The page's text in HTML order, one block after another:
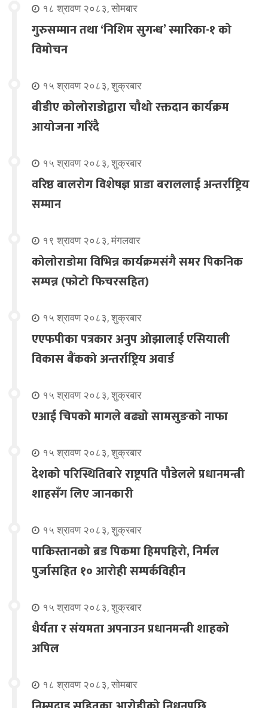
१८ श्रावण २०८३, सोमबार
गुरुसम्मान तथा ‘निशिम सुगन्ध’ स्मारिका-१ को
विमोचन
१५ श्रावण २०८३, शुक्रबार
बीडीए कोलोराडोद्वारा चौथो रक्तदान कार्यक्रम
आयोजना गरिंदै
१५ श्रावण २०८३, शुक्रबार
वरिष्ठ बालरोग विशेषज्ञ प्राडा बराललाई अन्तर्राष्ट्रिय
सम्मान
१९ श्रावण २०८३, मंगलवार
कोलोराडोमा विभिन्न कार्यक्रमसंगै समर पिकनिक
सम्पन्न (फोटो फिचरसहित)
१५ श्रावण २०८३, शुक्रबार
एएफपीका पत्रकार अनुप ओझालाई एसियाली
विकास बैंकको अन्तर्राष्ट्रिय अवार्ड
१५ श्रावण २०८३, शुक्रबार
एआई चिपको मागले बढ्यो सामसुङको नाफा
१५ श्रावण २०८३, शुक्रबार
देशको परिस्थितिबारे राष्ट्रपति पौडेलले प्रधानमन्त्री
शाहसँग लिए जानकारी
१५ श्रावण २०८३, शुक्रबार
पाकिस्तानको ब्रड पिकमा हिमपहिरो, निर्मल
पुर्जासहित १० आरोही सम्पर्कविहीन
१५ श्रावण २०८३, शुक्रबार
धैर्यता र संयमता अपनाउन प्रधानमन्त्री शाहको
अपिल
१८ श्रावण २०८३, सोमबार